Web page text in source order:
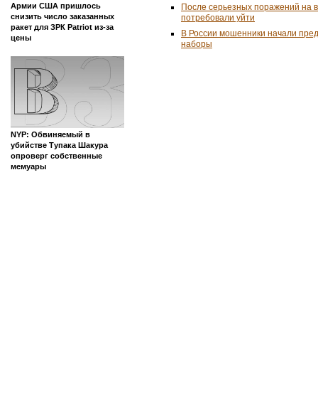
Армии США пришлось
снизить число заказанных
ракет для ЗРК Patriot из-за
цены
NYP: Обвиняемый в
убийстве Тупака Шакура
опроверг собственные
мемуары
После серьезных поражений на
потребовали уйти
В России мошенники начали
наборы